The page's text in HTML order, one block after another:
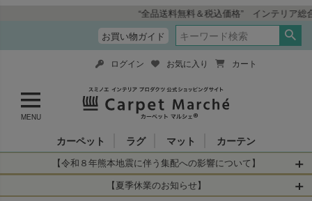
品送料無料＆税込価格” インテリア総合メーカー スミノエ インテリア
お買い物ガイド
MENU
ログイン お気に入り カート
カーペット ラグ マット カーテン
【令和８年熊本地震に伴う集配への影響について】
令和8年熊本地震により、お亡くなりになられた方々に深く
【夏季休業のお知らせ】